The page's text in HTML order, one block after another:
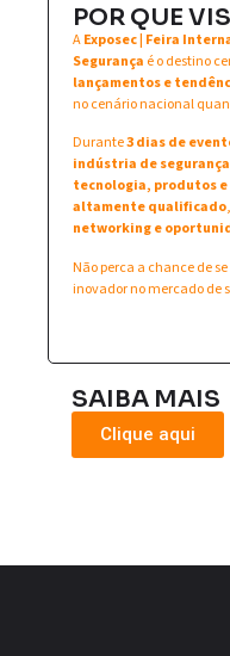
POR QUE
AExposec | Feira
Segurança é o destino
lançamentos e
no cenário nacional
Durante3 dias de
indústria de segurança
tecnologia, produtos e
altamente qualificado
networking e
Não perca a chance de
inovador no mercado de
SAIBA MAIS
Clique aqui